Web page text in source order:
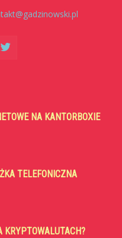
NA KANTORBOXIE
TELEFONICZNA